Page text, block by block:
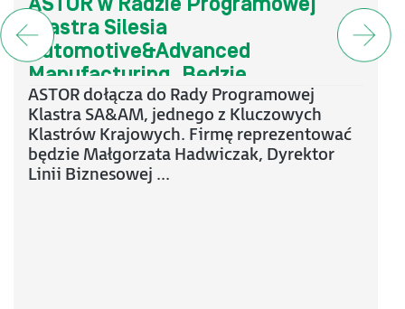
Klastra Silesia
Automotive&Advanced
Manufacturing. Będzie
współtworzyć kierunki rozwoju
ekosystemu motoryzacji i
zaawansowanej produkcji
ASTOR dołącza do Rady Programowej
Klastra SA&AM, jednego z Kluczowych
Klastrów Krajowych. Firmę reprezentować
będzie Małgorzata Hadwiczak, Dyrektor
Linii Biznesowej ...